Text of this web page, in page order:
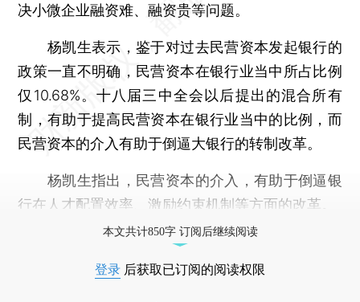
决小微企业融资难、融资贵等问题。
杨凯生表示，鉴于对过去民营资本发起银行的
政策一直不明确，民营资本在银行业当中所占比例
仅10.68%。十八届三中全会以后提出的混合所有
制，有助于提高民营资本在银行业当中的比例，而
民营资本的介入有助于倒逼大银行的转制改革。
杨凯生指出，民营资本的介入，有助于倒逼银
行在人才配置效率、激励约束机制等方面的改革。
本文共计850字 订阅后继续阅读
登录 后获取已订阅的阅读权限